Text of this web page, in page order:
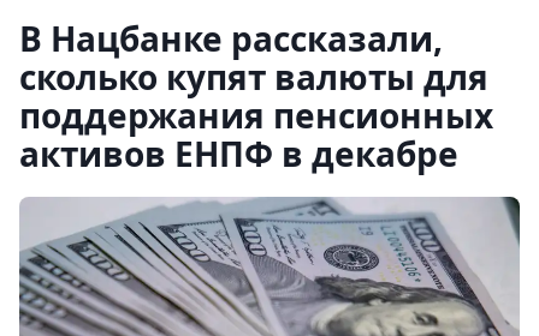
В Нацбанке рассказали,
сколько купят валюты для
поддержания пенсионных
активов ЕНПФ в декабре